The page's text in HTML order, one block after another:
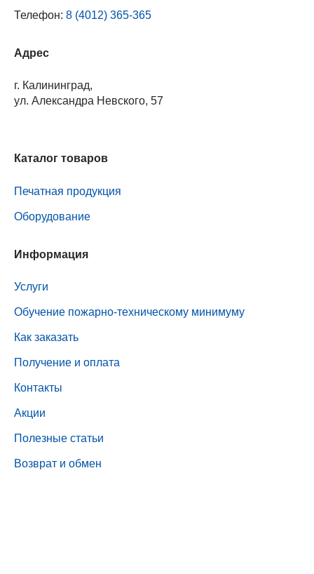
Телефон: 8 (4012) 365-365
Адрес
г. Калининград,
ул. Александра Невского, 57
Каталог товаров
Печатная продукция
Оборудование
Информация
Услуги
Обучение пожарно-техническому минимуму
Как заказать
Получение и оплата
Контакты
Акции
Полезные статьи
Возврат и обмен